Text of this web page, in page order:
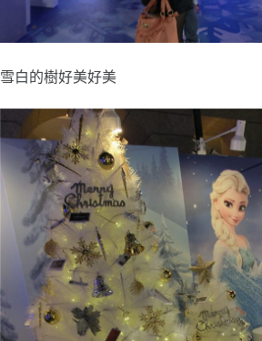
雪白的樹好美好美